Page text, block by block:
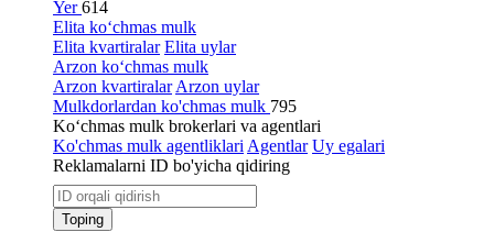
Yer614
Elita ko‘chmas mulk
Elita kvartiralar Elita uylar
Arzon ko‘chmas mulk
Arzon kvartiralar Arzon uylar
Mulkdorlardan ko'chmas mulk 795
Ko‘chmas mulk brokerlari va agentlari
Ko'chmas mulk agentliklari Agentlar Uy egalari
Reklamalarni ID bo'yicha qidiring
Toping